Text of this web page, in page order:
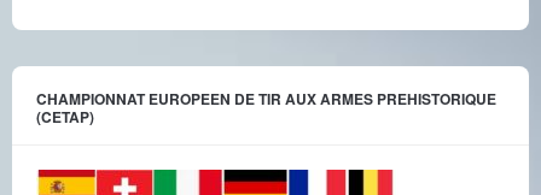
CHAMPIONNAT EUROPEEN DE TIR AUX ARMES PREHISTORIQUE
(CETAP)